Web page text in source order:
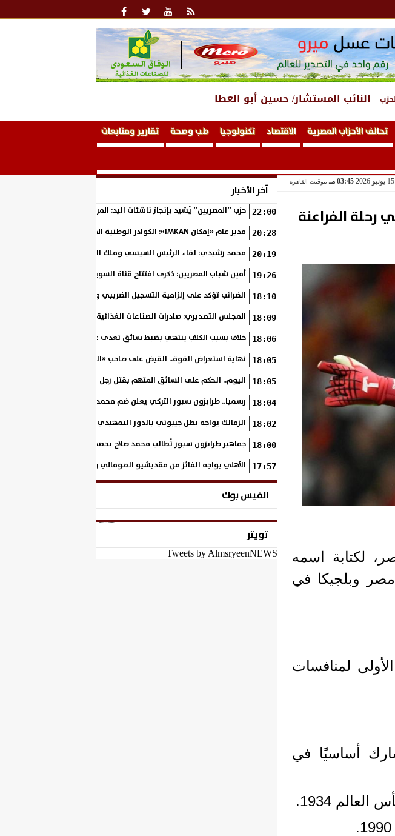
النائب المستشار/ حسين أبو العطا
تحالف الأحزاب المصرية الاقتصاد تكنولوجيا طب وصحة تقارير ومتابعات
03:45 مـ بتوقيت القاهرة
الفراعنة
لكتابة اسمه
وبلجيكا في
لمنافسات
أساسيًا في
1934.
آخر الأخبار
22:00 حزب ”المصريين” يُشيد بإنجاز ناشئات اليد: المربع الذهبي خطوة نحو
20:28 مدير عام «إمكان IMKAN»: الكوادر الوطنية المؤهلة هي الثروة الحقيقية لمستقبل التنمية في مصر
20:19 محمد رشيدي: لقاء الرئيس السيسي وملك البحرين يؤكد قيادة مصر لتعزيز
19:26 أمين شباب المصريين: ذكرى افتتاح قناة السويس الجديدة تجسد رؤية
18:10 الضرائب تؤكد على إلزامية التسجيل الضريبي والفاتورة الإلكترونية لجميع
18:09 المجلس التصديري: صادرات الصناعات الغذائية إلى الاتحاد الأوروبي ترتفع 15.4% خلال النصف الأول من 2026
18:06 خلاف بسبب الكلاب ينتهي بضبط سائق تعدى على سيدة بالإسكندرية
18:05 نهاية استعراض القوة.. القبض على صاحب «السنجة» في المنوفية
18:05 اليوم.. الحكم على السائق المتهم بقتل رجل وحفيدته وإصابة 11 آخرين
18:04 رسميا.. طرابزون سبور التركي يعلن ضم محمد صلاح حتى عام 2028
18:02 الزمالك يواجه بطل جيبوتي بالدور التمهيدي من بطولة إفريقيا
18:00 جماهير طرابزون سبور تُطالب محمد صلاح بحصد لقب الدوري التركي
17:57 الأهلي يواجه الفائز من مقديشيو الصومالي وكيتارا الأوغندي
الفيس بوك
تويتر
Tweets by AlmsryeenNEWS